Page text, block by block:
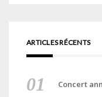
ARTICLES RÉCENTS
Concert